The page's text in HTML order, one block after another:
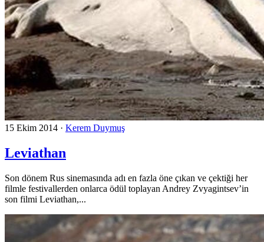
15 Ekim 2014 · Kerem Duymuş
Leviathan
Son dönem Rus sinemasında adı en fazla öne çıkan ve çektiği her
filmle festivallerden onlarca ödül toplayan Andrey Zvyagintsev’in
son filmi Leviathan,...